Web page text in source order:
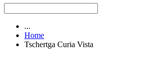
...
Home
Tschertga Curia Vista